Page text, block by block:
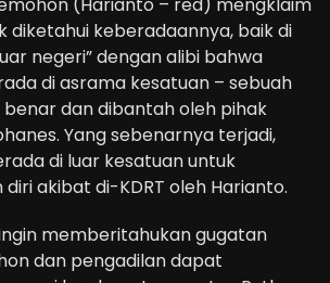
diketahui keberadaannya, baik di
negeri” dengan alibi bahwa
di asrama kesatuan – sebuah
dan dibantah oleh pihak
Yang sebenarnya terjadi,
di luar kesatuan untuk
akibat di-KDRT oleh Harianto.
memberitahukan gugatan
dan pengadilan dapat